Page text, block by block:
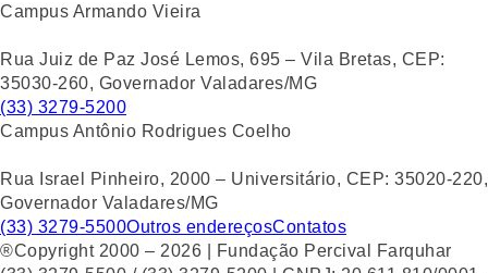
Campus Armando Vieira
Rua Juiz de Paz José Lemos, 695 – Vila Bretas, CEP:
35030-260, Governador Valadares/MG
(33) 3279-5200
Campus Antônio Rodrigues Coelho
Rua Israel Pinheiro, 2000 – Universitário, CEP: 35020-220,
Governador Valadares/MG
(33) 3279-5500Outros endereçosContatos
®Copyright 2000 – 2026 | Fundação Percival Farquhar